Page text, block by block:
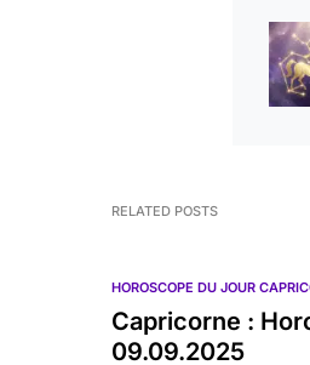
RELATED POSTS
HOROSCOPE DU JOUR
Capricorne :
09.09.2025